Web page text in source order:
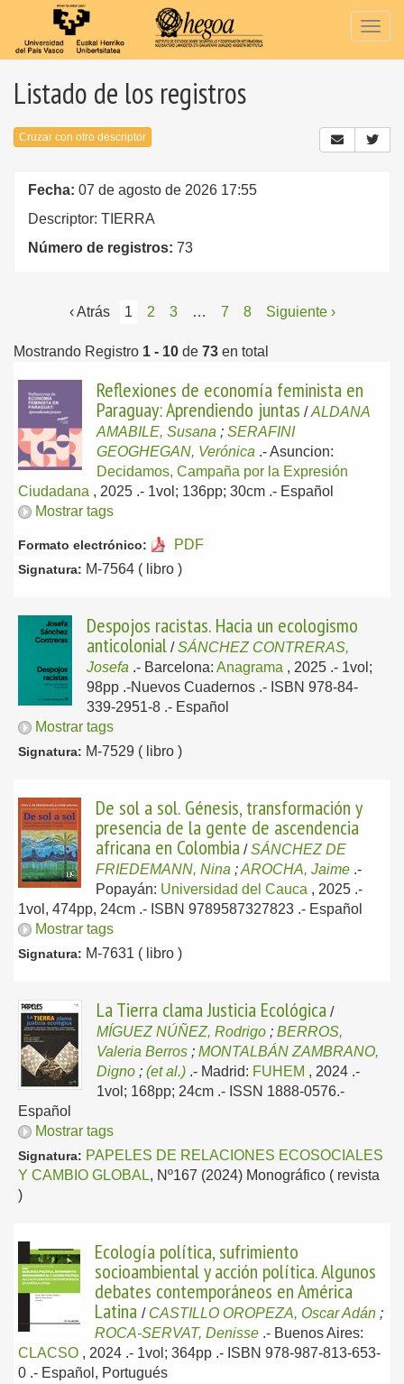
Listado de los registros
Cruzar con otro descriptor
Fecha: 07 de agosto de 2026 17:55
Descriptor: TIERRA
Número de registros: 73
‹ Atrás 1 2 3 … 7 8 Siguiente ›
Mostrando Registro 1 - 10 de 73 en total
Reflexiones de economía feminista en
Paraguay: Aprendiendo juntas /ALDANA
AMABILE, Susana ; SERAFINI
GEOGHEGAN, Verónica .-Asuncion:
Decidamos, Campaña por la Expresión
Ciudadana , 2025 .- 1vol; 136pp; 30cm .- Español
Mostrar tags
Formato electrónico: PDF
Signatura: M-7564 ( libro )
Despojos racistas. Hacia un ecologismo
anticolonial /SÁNCHEZ CONTRERAS,
Josefa .- Barcelona: Anagrama , 2025 .- 1vol;
98pp .-Nuevos Cuadernos .- ISBN 978-84-
339-2951-8 .- Español
Mostrar tags
Signatura: M-7529 ( libro )
De sol a sol. Génesis, transformación y
presencia de la gente de ascendencia
africana en Colombia /SÁNCHEZ DE
FRIEDEMANN, Nina ;AROCHA, Jaime .-
Popayán: Universidad del Cauca , 2025 .-
1vol, 474pp, 24cm .- ISBN 9789587327823 .- Español
Mostrar tags
Signatura: M-7631 ( libro )
La Tierra clama Justicia Ecológica /
MÍGUEZ NÚÑEZ, Rodrigo ; BERROS,
Valeria Berros ; MONTALBÁN ZAMBRANO,
Digno ; (et al.) .- Madrid: FUHEM , 2024 .-
1vol; 168pp; 24cm .- ISSN 1888-0576.-
Español
Mostrar tags
Signatura: PAPELES DE RELACIONES ECOSOCIALES
Y CAMBIO GLOBAL, Nº167 (2024) Monográfico ( revista
)
Ecología política, sufrimiento
socioambiental y acción política. Algunos
debates contemporáneos en América
Latina / CASTILLO OROPEZA, Oscar Adán ;
ROCA-SERVAT, Denisse .- Buenos Aires:
CLACSO , 2024 .- 1vol; 364pp .- ISBN 978-987-813-653-
0 .- Español, Portugués